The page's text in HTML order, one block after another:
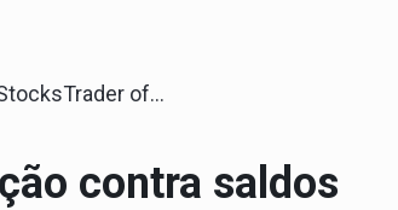
oferece proteção contra saldos negativos?
contra saldos